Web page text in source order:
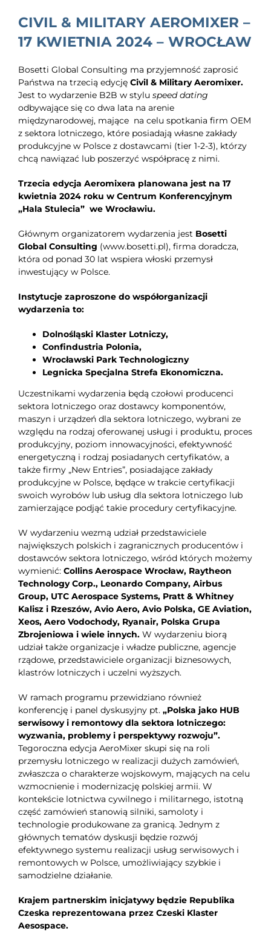
KONTAKT
CIVIL & MILITARY AEROMIXER –
17 KWIETNIA 2024 – WROCŁAW
Bosetti Global Consulting ma przyjemność zaprosić
Państwa na trzecią edycję Civil & Military Aeromixer.
Jest to wydarzenie B2B w stylu speed dating
odbywające się co dwa lata na arenie
międzynarodowej, mające na celu spotkania firm OEM
z sektora lotniczego, które posiadają własne zakłady
produkcyjne w Polsce z dostawcami (tier 1-2-3), którzy
chcą nawiązać lub poszerzyć współpracę z nimi.
Trzecia edycja Aeromixera planowana jest na 17
kwietnia 2024 roku w Centrum Konferencyjnym
„Hala Stulecia” we Wrocławiu.
Głównym organizatorem wydarzenia jest Bosetti
Global Consulting (www.bosetti.pl), firma doradcza,
która od ponad 30 lat wspiera włoski przemysł
inwestujący w Polsce.
Instytucje zaproszone do współorganizacji
wydarzenia to:
Dolnośląski Klaster Lotniczy,
Confindustria Polonia,
Wrocławski Park Technologiczny
Legnicka Specjalna Strefa Ekonomiczna.
Uczestnikami wydarzenia będą czołowi producenci
sektora lotniczego oraz dostawcy komponentów,
maszyn i urządzeń dla sektora lotniczego, wybrani ze
względu na rodzaj oferowanej usługi i produktu, proces
produkcyjny, poziom innowacyjności, efektywność
energetyczną i rodzaj posiadanych certyfikatów, a
także firmy „New Entries”, posiadające zakłady
produkcyjne w Polsce, będące w trakcie certyfikacji
swoich wyrobów lub usług dla sektora lotniczego lub
zamierzające podjąć takie procedury certyfikacyjne.
W wydarzeniu wezmą udział przedstawiciele
największych polskich i zagranicznych producentów i
dostawców sektora lotniczego, wśród których możemy
wymienić: Collins Aerospace Wrocław, Raytheon
Technology Corp., Leonardo Company, Airbus
Group, UTC Aerospace Systems, Pratt & Whitney
Kalisz i Rzeszów, Avio Aero, Avio Polska, GE Aviation,
Xeos, Aero Vodochody, Ryanair, Polska Grupa
Zbrojeniowa i wiele innych. W wydarzeniu biorą
udział także organizacje i władze publiczne, agencje
rządowe, przedstawiciele organizacji biznesowych,
klastrów lotniczych i uczelni wyższych.
W ramach programu przewidziano również
konferencję i panel dyskusyjny pt. „Polska jako HUB
serwisowy i remontowy dla sektora lotniczego:
wyzwania, problemy i perspektywy rozwoju”.
Tegoroczna edycja AeroMixer skupi się na roli
przemysłu lotniczego w realizacji dużych zamówień,
zwłaszcza o charakterze wojskowym, mających na celu
wzmocnienie i modernizację polskiej armii. W
kontekście lotnictwa cywilnego i militarnego, istotną
część zamówień stanowią silniki, samoloty i
technologie produkowane za granicą. Jednym z
głównych tematów dyskusji będzie rozwój
efektywnego systemu realizacji usług serwisowych i
remontowych w Polsce, umożliwiający szybkie i
samodzielne działanie.
Krajem partnerskim inicjatywy będzie Republika
Czeska reprezentowana przez Czeski Klaster
Aesospace.